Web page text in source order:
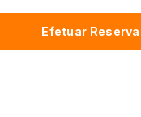
Efetuar Reserva